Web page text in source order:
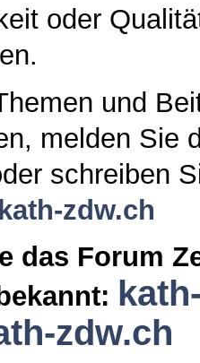
oder
und
melden Sie
schreiben
zdw.ch
das Forum
zdw.ch